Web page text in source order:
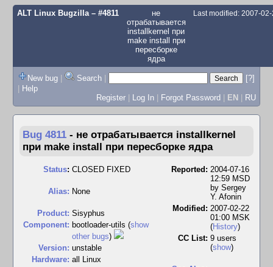
ALT Linux Bugzilla– #4811
не
отрабатывается
installkernel при
make install при
пересборке
ядра
Last modified: 2007-
New bug | Search |
[?]
| Help
Register | Log In | Forgot Password | EN | RU
Bug 4811 - не отрабатывается installkernel
при make install при пересборке ядра
Status: CLOSED FIXED
Alias: None
Product: Sisyphus
Component: bootloader-utils (show
other bugs)
Version: unstable
Hardware: all Linux
Reported: 2004-07-16
12:59 MSD
by Sergey
Y. Afonin
Modified: 2007-02-22
01:00 MSK
(History)
CC List: 9 users
(show)